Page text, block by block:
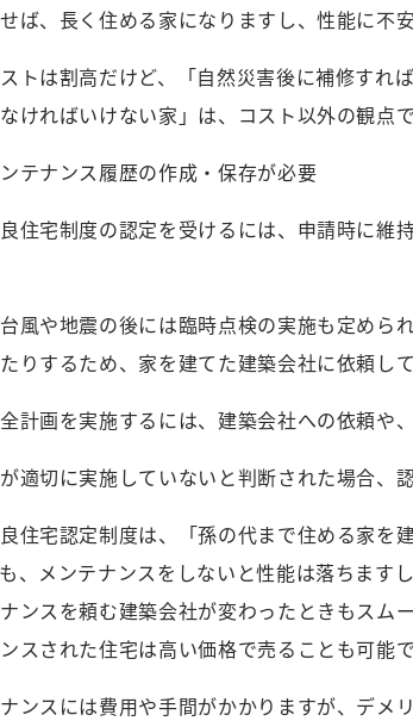
ば、長く住める家になりますし、性能に不
トは割高だけど、「自然災害後に補修すれ
ければいけない家」は、コスト以外の観点
テナンス履歴の作成・保存が必要
住宅制度の認定を受けるには、申請時に維
風や地震の後には臨時点検の実施も定めら
りするため、家を建てた建築会社に依頼し
計画を実施するには、建築会社への依頼や
適切に実施していないと判断された場合、
住宅認定制度は、「孫の代まで住める家を
、メンテナンスをしないと性能は落ちます
ンスを頼む建築会社が変わったときもスム
スされた住宅は高い価格で売ることも可能で
ンスには費用や手間がかかりますが、デメ